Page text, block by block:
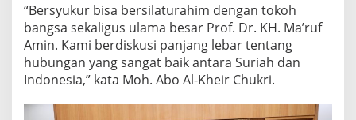
A
L
A
M
S
“Bersyukur bisa bersilaturahim dengan tokoh
bangsa sekaligus ulama besar Prof. Dr. KH. Ma’ruf
Amin. Kami berdiskusi panjang lebar tentang
hubungan yang sangat baik antara Suriah dan
Indonesia,” kata Moh. Abo Al-Kheir Chukri.